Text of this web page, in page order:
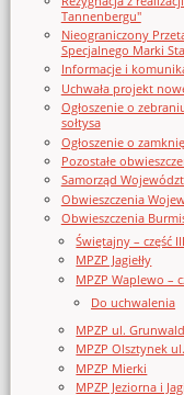
Tannenbergu"
Nieograniczony
Specjalnego Marki
Informacje i
Uchwała projekt
Ogłoszenie o
sołtysa
Ogłoszenie o
Pozostałe
Samorząd
Obwieszczenia
Obwieszczenia
Świętajny – część III
MPZP Jagiełły
MPZP Waplewo –
Do uchwalenia
MPZP ul.
MPZP Olsztynek
MPZP Mierki
MPZP Jeziorna i